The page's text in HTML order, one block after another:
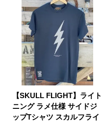
【SKULL FLIGHT】ライト
ニング ラメ仕様 サイドジ
ップTシャツ スカルフライ